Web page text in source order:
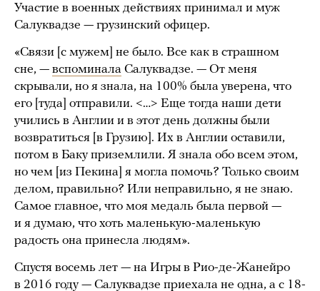
Участие в военных действиях принимал и муж
Салуквадзе — грузинский офицер.
«Связи [с мужем] не было. Все как в страшном
сне, — вспоминала Салуквадзе. — От меня
скрывали, но я знала, на 100% была уверена, что
его [туда] отправили. <…> Еще тогда наши дети
учились в Англии и в этот день должны были
возвратиться [в Грузию]. Их в Англии оставили,
потом в Баку приземлили. Я знала обо всем этом,
но чем [из Пекина] я могла помочь? Только своим
делом, правильно? Или неправильно, я не знаю.
Самое главное, что моя медаль была первой —
и я думаю, что хоть маленькую-маленькую
радость она принесла людям».
Спустя восемь лет — на Игры в Рио-де-Жанейро
в 2016 году — Салуквадзе приехала не одна, а с 18-